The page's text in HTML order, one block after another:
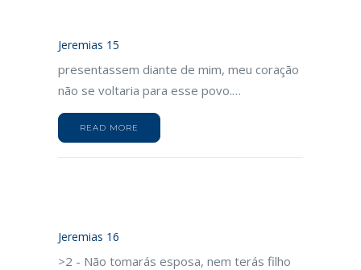
Jeremias 15
presentassem diante de mim, meu coração
não se voltaria para esse povo.…
READ MORE
Jeremias 16
>2 - Não tomarás esposa, nem terás filho